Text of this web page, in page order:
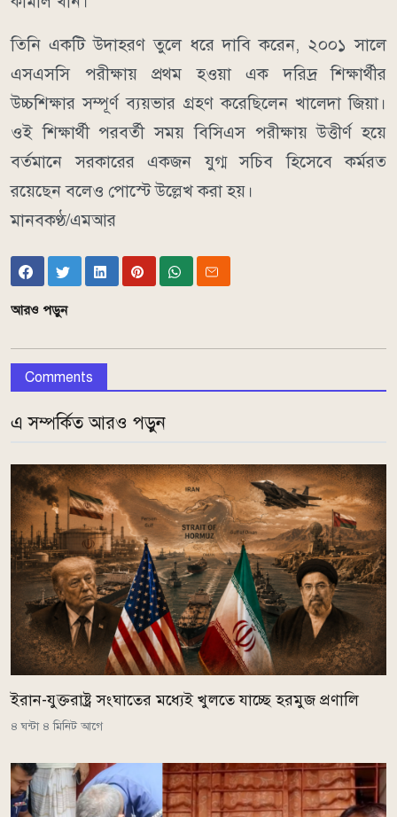
তিনি একটি উদাহরণ তুলে ধরে দাবি করেন, ২০০১ সালে
এসএসসি পরীক্ষায় প্রথম হওয়া এক দরিদ্র শিক্ষার্থীর
উচ্চশিক্ষার সম্পূর্ণ ব্যয়ভার গ্রহণ করেছিলেন খালেদা জিয়া।
ওই শিক্ষার্থী পরবর্তী সময় বিসিএস পরীক্ষায় উত্তীর্ণ হয়ে
বর্তমানে সরকারের একজন যুগ্ম সচিব হিসেবে কর্মরত
রয়েছেন বলেও পোস্টে উল্লেখ করা হয়।
মানবকণ্ঠ/এমআর
আরও পড়ুন
Comments
এ সম্পর্কিত আরও পড়ুন
ইরান-যুক্তরাষ্ট্র সংঘাতের মধ্যেই খুলতে যাচ্ছে হরমুজ প্রণালি
৪ ঘন্টা ৪ মিনিট আগে